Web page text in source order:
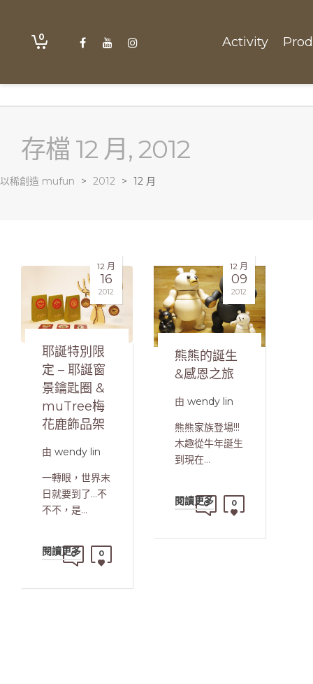
0 Activity
存檔 12 月, 2012
以稀創造 mufun > 2012 > 12 月
12 月
16
2012
耶誕特別限
定 – 耶誕窗
景鑰匙圈 &
muTree梅
花鹿飾品架
由 wendy lin
一轉眼，世界末
日就要到了…不
不不，是…
閱讀更多
0 0
12 月
09
2012
熊熊的誕生
&感恩之旅
由 wendy lin
熊熊家族登場!!!
木趣從牛年誕生
到現在…
閱讀更多
0 0